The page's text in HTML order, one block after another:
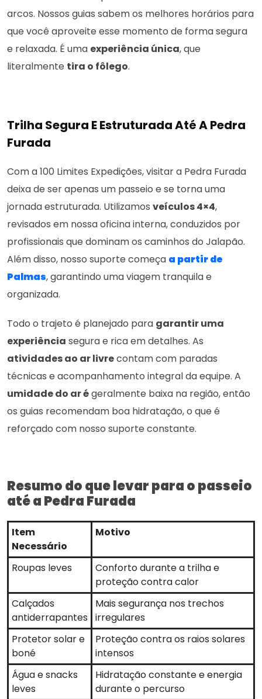
arcos. Nossos guias sabem os melhores horários para
que você aproveite esse momento de forma segura
e relaxada. É uma experiência única, que
literalmente tira o fôlego.
Trilha Segura E Estruturada Até A Pedra
Furada
Com a 100 Limites Expedições, visitar a Pedra Furada
deixa de ser apenas um passeio e se torna uma
jornada estruturada. Utilizamos veículos 4×4,
revisados em nossa oficina interna, conduzidos por
profissionais que dominam os caminhos do Jalapão.
Além disso, nosso suporte começa a partir de
Palmas, garantindo uma viagem tranquila e
organizada.
Todo o trajeto é planejado para garantir uma
experiência segura e rica em detalhes. As
atividades ao ar livrecontam com paradas
técnicas e acompanhamento integral da equipe. A
umidade do ar égeralmente baixa na região, então
os guias recomendam boa hidratação, o que é
reforçado com nosso suporte constante.
Resumo do que levar para o passeio
até a Pedra Furada
Item
Necessário
Motivo
Roupas leves
Conforto durante a trilha e
proteção contra calor
Calçados
antiderrapantes
Mais segurança nos trechos
irregulares
Protetor solar e
boné
Proteção contra os raios solares
intensos
Água e snacks
leves
Hidratação constante e energia
durante o percurso